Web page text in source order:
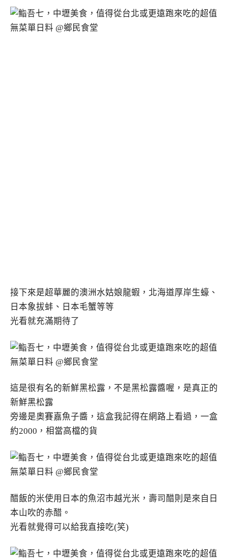
接下來是超華麗的澳洲水姑娘龍蝦，北海道厚岸生蠔、
日本象拔蚌、日本毛蟹等等
光看就充滿期待了
這是很有名的新鮮黑松露，不是黑松露醬喔，是真正的
新鮮黑松露
旁邊是奧賽嘉魚子醬，這盒我記得在網路上看過，一盒
約2000，相當高檔的貨
醋飯的米使用日本的魚沼市越光米，壽司醋則是來自日
本山吹的赤醋。
光看就覺得可以給我直接吃(笑)